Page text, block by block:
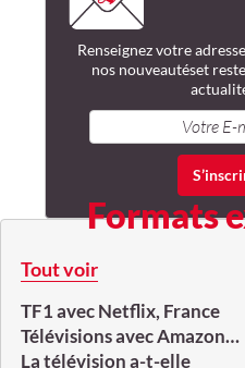
Renseignez votre
nos nouveautéset
Formats
Tout voir
TF1 avec Netflix, France
Télévisions avec Amazon…
La télévision a-t-elle